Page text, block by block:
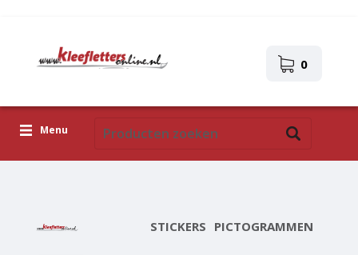
0
Menu
STICKERS PICTOGRAMMEN